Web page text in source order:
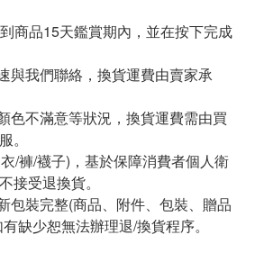
商品15天鑑賞期內，並在按下完成
與我們聯絡，換貨運費由賣家承
色不滿意等狀況，換貨運費需由買
。
/褲/襪子)，基於保障消費者個人衛
接受退換貨。
包裝完整(商品、附件、包裝、贈品
缺少恕無法辦理退/換貨程序。